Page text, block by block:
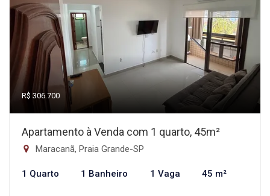
R$ 306.700
Apartamento à Venda com 1 quarto, 45m²
Maracanã, Praia Grande-SP
1 Quarto 1 Banheiro 1 Vaga 45 m²